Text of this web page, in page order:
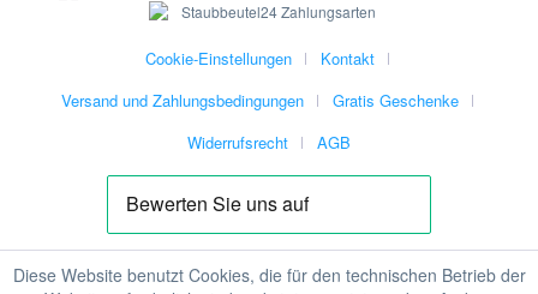
Cookie-Einstellungen
Kontakt
Versand und Zahlungsbedingungen
Gratis Geschenke
Widerrufsrecht
AGB
Diese Website benutzt Cookies, die für den technischen Betrieb der